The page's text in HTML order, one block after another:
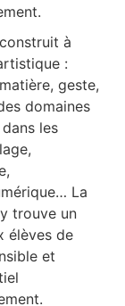
à
:
geste,
domaines
les
La
trouve un
élèves de
et